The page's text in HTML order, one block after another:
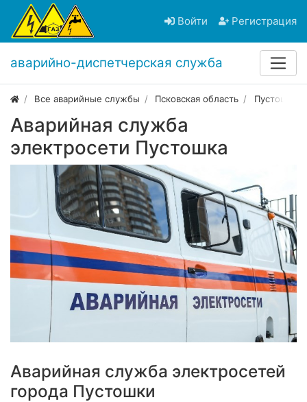
Войти Регистрация
аварийно-диспетчерская служба
Все аварийные службы Псковская область Пустошка
Аварийная служба
электросети Пустошка
Аварийная служба электросетей
города Пустошки